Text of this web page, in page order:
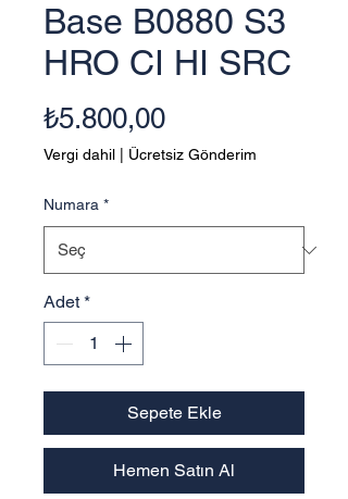
Base B0880 S3
HRO CI HI SRC
₺5.800,00Fiyat
Vergi dahil Ücretsiz Gönderim
Numara *
Adet *
Sepete Ekle
Hemen Satın Al